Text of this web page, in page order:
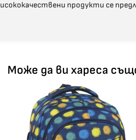
продукти се
Може да ви хареса